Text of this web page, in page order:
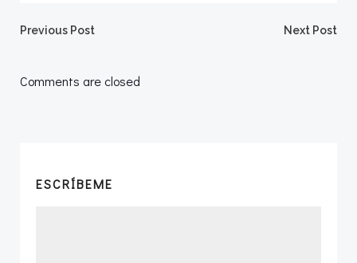
Navegación
por
entradas
Previous Post Next Post
Comments are closed
ESCRÍBEME